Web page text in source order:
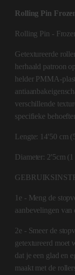
Rolling Pin
Rolling Pin -
Getextureerde
herhaald patroon
helder PMMA-
verschillende
specifieke
Lengte: 14'50 cm
Diameter: 2'5cm
1e - Meng de
aanbevelingen van
2e - Smeer de
getextureerd moet
dat je een glad en
maakt met de